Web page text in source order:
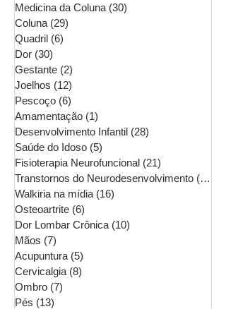
Medicina da Coluna (30)
Coluna (29)
Quadril (6)
Dor (30)
Gestante (2)
Joelhos (12)
Pescoço (6)
Amamentação (1)
Desenvolvimento Infantil (28)
Saúde do Idoso (5)
Fisioterapia Neurofuncional (21)
Transtornos do Neurodesenvolvimento (16)
Walkiria na mídia (16)
Osteoartrite (6)
Dor Lombar Crônica (10)
Mãos (7)
Acupuntura (5)
Cervicalgia (8)
Ombro (7)
Pés (13)